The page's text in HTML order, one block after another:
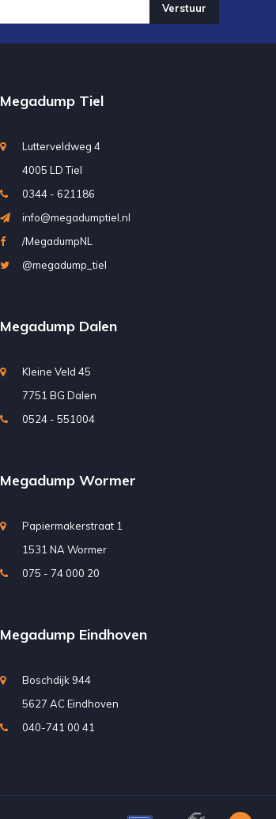
Verstuur
Megadump Tiel
Lutterveldweg 4
4005 LD Tiel
0344 - 621186
info@megadumptiel.nl
/MegadumpNL
@megadump_tiel
Megadump Dalen
Kleine Veld 45
7751 BG Dalen
0524 - 551004
Megadump Wormer
Papiermakerstraat 1
1531 NA Wormer
075 - 74 000 20
Megadump Eindhoven
Boschdijk 944
5627 AC Eindhoven
040-741 00 41